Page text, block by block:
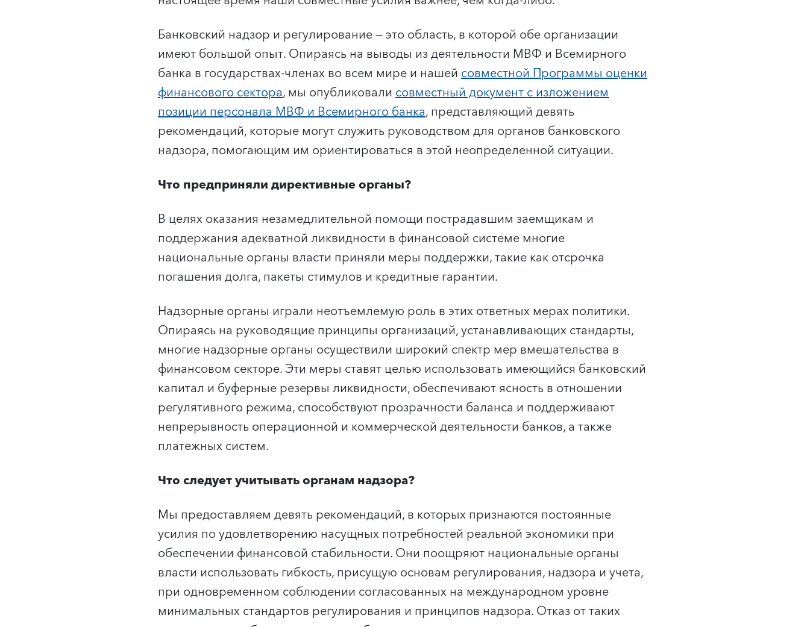
Банковский надзор и регулирование — это область, в которой обе организации
имеют большой опыт. Опираясь на выводы из деятельности МВФ и Всемирного
банка в государствах-членах во всем мире и нашейсoвместной Программы оценки
финансового сектора, мы опубликовалисoвместный документ с изложением
позиции персонала МВФ и Всемирного банка, представляющий девять
рекомендаций, которые могут служить руководством для органов банковского
надзора, помогающим им ориентироваться в этой неопределенной ситуации.
Что предприняли директивные органы?
В целях оказания незамедлительной помощи пострадавшим заемщикам и
поддержания адекватной ликвидности в финансовой системе многие
национальные органы власти приняли меры поддержки, такие как отсрочка
погашения долга, пакеты стимулов и кредитные гарантии.
Надзорные органы играли неотъемлемую роль в этих ответных мерах политики.
Опираясь на руководящие принципы организаций, устанавливающих стандарты,
многие надзорные органы осуществили широкий спектр мер вмешательства в
финансовом секторе. Эти меры ставят целью использовать имеющийся банковский
капитал и буферные резервы ликвидности, обеспечивают ясность в отношении
регулятивного режима, способствуют прозрачности баланса и поддерживают
непрерывность операционной и коммерческой деятельности банков, а также
платежных систем.
Что следует учитывать органам надзора?
Мы предоставляем девять рекомендаций, в которых признаются постоянные
усилия по удовлетворению насущных потребностей реальной экономики при
обеспечении финансовой стабильности. Они поощряют национальные органы
власти использовать гибкость, присущую основам регулирования, надзора и учета,
при одновременном соблюдении согласованных на международном уровне
минимальных стандартов регулирования и принципов надзора. Отказ от таких